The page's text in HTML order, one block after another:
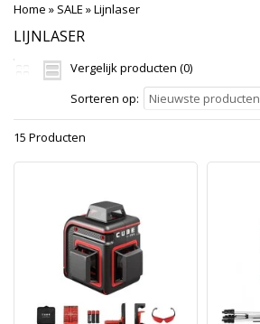
Home » SALE »Lijnlaser
LIJNLASER
Vergelijk producten (0)
Sorteren op:
Nieuwste producten
15 Producten